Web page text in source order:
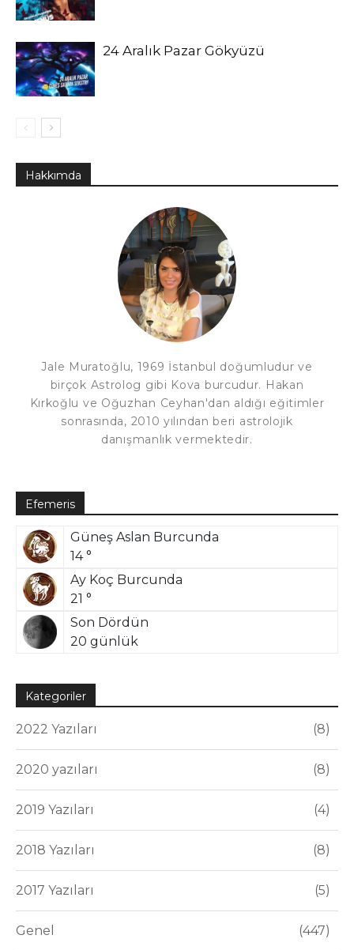
24 Aralık Pazar Gökyüzü
Hakkımda
Jale Muratoğlu, 1969 İstanbul doğumludur ve
birçok Astrolog gibi Kova burcudur. Hakan
Kırkoğlu ve Oğuzhan Ceyhan'dan aldığı eğitimler
sonrasında, 2010 yılından beri astrolojik
danışmanlık vermektedir.
Efemeris
Güneş Aslan Burcunda
14 °
Ay Koç Burcunda
21 °
Son Dördün
20 günlük
Kategoriler
2022 Yazıları 8
2020 yazıları 8
2019 Yazıları 4
2018 Yazıları 8
2017 Yazıları 5
Genel 447